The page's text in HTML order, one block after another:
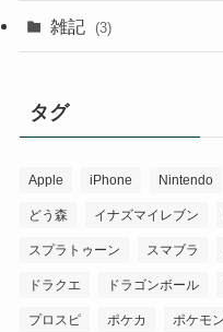
雑記 (3)
タグ
Apple iPhone Nintendo
どう森 イナズマイレブン
スプラトゥーン スマブラ
ドラクエ ドラゴンボール
プロスピ ポケカ ポケモン